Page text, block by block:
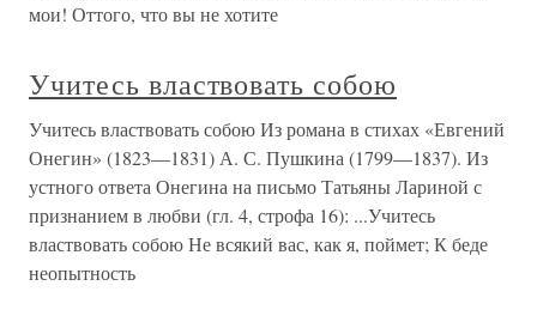
мои! Оттого, что вы не хотите
Учитесь властвовать собою
Учитесь властвовать собою Из романа в стихах «Евгений
Онегин» (1823—1831) А. С. Пушкина (1799—1837). Из
устного ответа Онегина на письмо Татьяны Лариной с
признанием в любви (гл. 4, строфа 16): ...Учитесь
властвовать собою Не всякий вас, как я, поймет; К беде
неопытность